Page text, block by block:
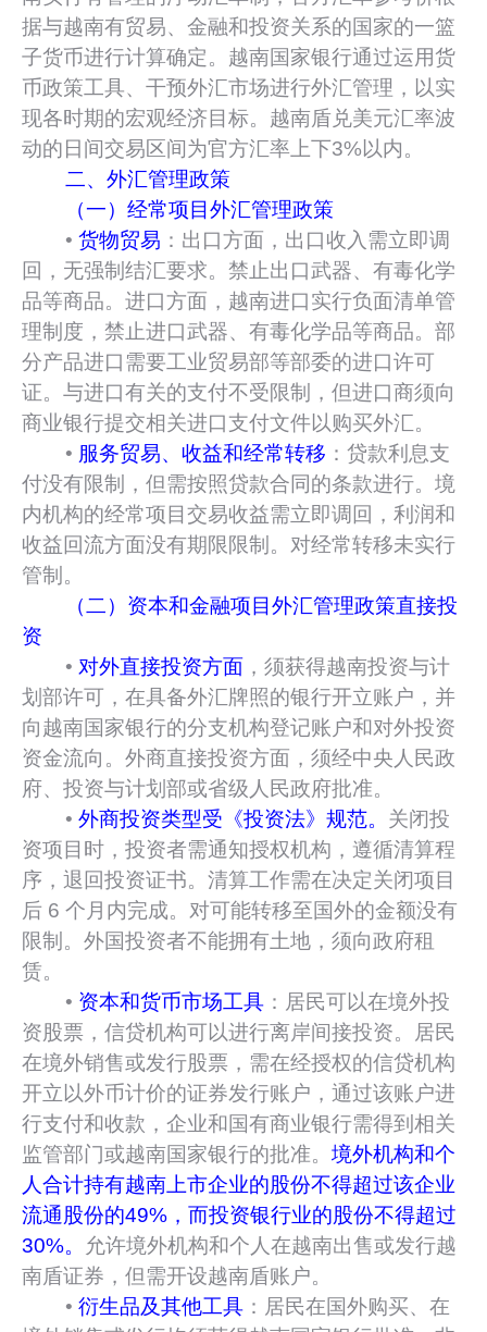
据与越南有贸易、金融和投资关系的国家的一篮
子货币进行计算确定。越南国家银行通过运用货
币政策工具、干预外汇市场进行外汇管理，以实
现各时期的宏观经济目标。越南盾兑美元汇率波
动的日间交易区间为官方汇率上下3%以内。
二、外汇管理政策
（一）经常项目外汇管理政策
• 货物贸易 ：出口方面，出口收入需立即调
回，无强制结汇要求。禁止出口武器、有毒化学
品等商品。进口方面，越南进口实行负面清单管
理制度，禁止进口武器、有毒化学品等商品。部
分产品进口需要工业贸易部等部委的进口许可
证。与进口有关的支付不受限制，但进口商须向
商业银行提交相关进口支付文件以购买外汇。
• 服务贸易、收益和经常转移 ：贷款利息支
付没有限制，但需按照贷款合同的条款进行。境
内机构的经常项目交易收益需立即调回，利润和
收益回流方面没有期限限制。对经常转移未实行
管制。
（二）资本和金融项目外汇管理政策直接投
资
• 对外直接投资方面 ，须获得越南投资与计
划部许可，在具备外汇牌照的银行开立账户，并
向越南国家银行的分支机构登记账户和对外投资
资金流向。外商直接投资方面，须经中央人民政
府、投资与计划部或省级人民政府批准。
• 外商投资类型受《投资法》规范。 关闭投
资项目时，投资者需通知授权机构，遵循清算程
序，退回投资证书。清算工作需在决定关闭项目
后 6 个月内完成。对可能转移至国外的金额没有
限制。外国投资者不能拥有土地，须向政府租
赁。
• 资本和货币市场工具 ：居民可以在境外投
资股票，信贷机构可以进行离岸间接投资。居民
在境外销售或发行股票，需在经授权的信贷机构
开立以外币计价的证券发行账户，通过该账户进
行支付和收款，企业和国有商业银行需得到相关
监管部门或越南国家银行的批准。 境外机构和个
人合计持有越南上市企业的股份不得超过该企业
流通股份的49%，而投资银行业的股份不得超过
30%。 允许境外机构和个人在越南出售或发行越
南盾证券，但需开设越南盾账户。
• 衍生品及其他工具 ：居民在国外购买、在